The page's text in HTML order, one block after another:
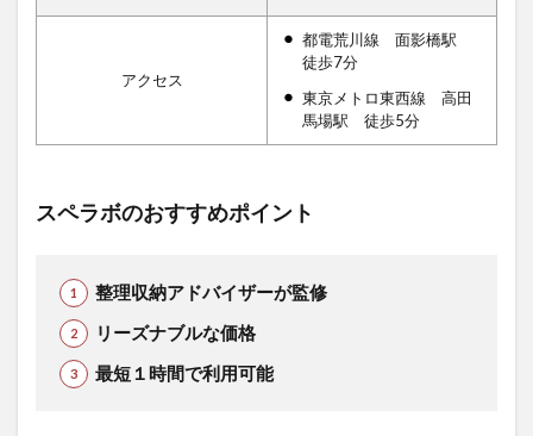
アクセス
都電荒川線 面影橋駅
徒歩7分
東京メトロ東西線 高田
馬場駅 徒歩5分
スペラボのおすすめポイント
整理収納アドバイザーが監修
リーズナブルな価格
最短１時間で利用可能